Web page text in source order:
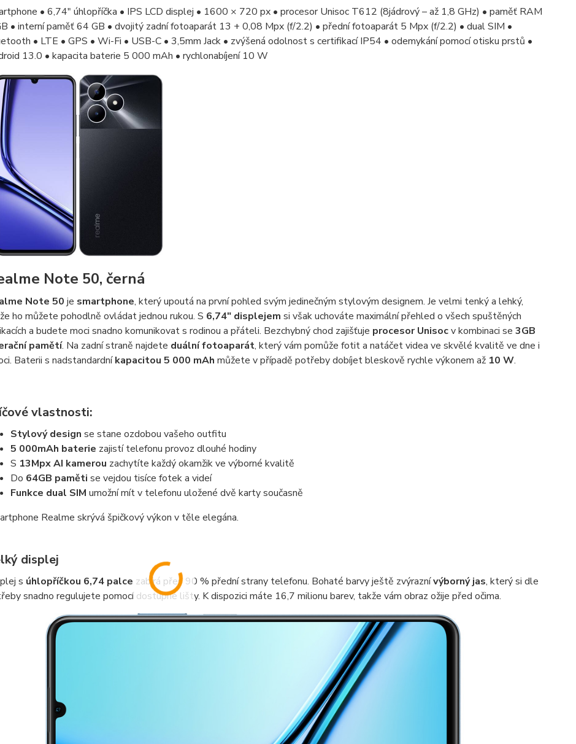
• 6,74" úhlopříčka • IPS LCD displej • 1600 × 720 px • procesor Unisoc T612 (8jádrový – až 1,8 GHz) • paměť RAM
• interní paměť 64 GB • dvojitý zadní fotoaparát 13 + 0,08 Mpx (f/2.2) • přední fotoaparát 5 Mpx (f/2.2) • dual SIM •
• LTE • GPS • Wi-Fi • USB-C • 3,5mm Jack • zvýšená odolnost s certifikací IP54 • odemykání pomocí otisku prstů •
13.0 • kapacita baterie 5 000 mAh • rychlonabíjení 10 W
Note 50, černá
Note 50 je smartphone, který upoutá na první pohled svým jedinečným stylovým designem. Je velmi tenký a lehký,
ho můžete pohodlně ovládat jednou rukou. S 6,74" displejem si však uchováte maximální přehled o všech spuštěných
a budete moci snadno komunikovat s rodinou a přáteli. Bezchybný chod zajišťuje procesor Unisocv kombinaci se 3GB
pamětí. Na zadní straně najdete duální fotoaparát, který vám pomůže fotit a natáčet videa ve skvělé kvalitě ve dne i
Baterii s nadstandardníkapacitou 5 000 mAh můžete v případě potřeby dobíjet bleskově rychle výkonem až 10 W.
vlastnosti:
Stylový design se stane ozdobou vašeho outfitu
5 000mAh baterie zajistí telefonu provoz dlouhé hodiny
S 13Mpx AI kamerou zachytíte každý okamžik ve výborné kvalitě
Do 64GB paměti se vejdou tisíce fotek a videí
Funkce dual SIM umožní mít v telefonu uložené dvě karty současně
Realme skrývá špičkový výkon v těle elegána.
displej
s úhlopříčkou 6,74 palce zabírá přes 90 % přední strany telefonu. Bohaté barvy ještě zvýraznívýborný jas, který si dle
snadno regulujete pomocí dostupné lišty. K dispozici máte 16,7 milionu barev, takže vám obraz ožije před očima.